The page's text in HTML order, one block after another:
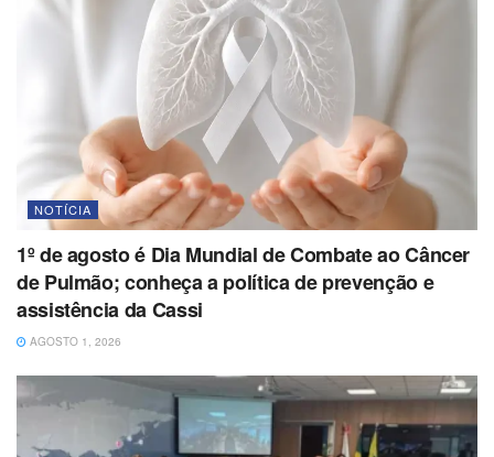
NOTÍCIA
1º de agosto é Dia Mundial de Combate ao Câncer
de Pulmão; conheça a política de prevenção e
assistência da Cassi
AGOSTO 1, 2026